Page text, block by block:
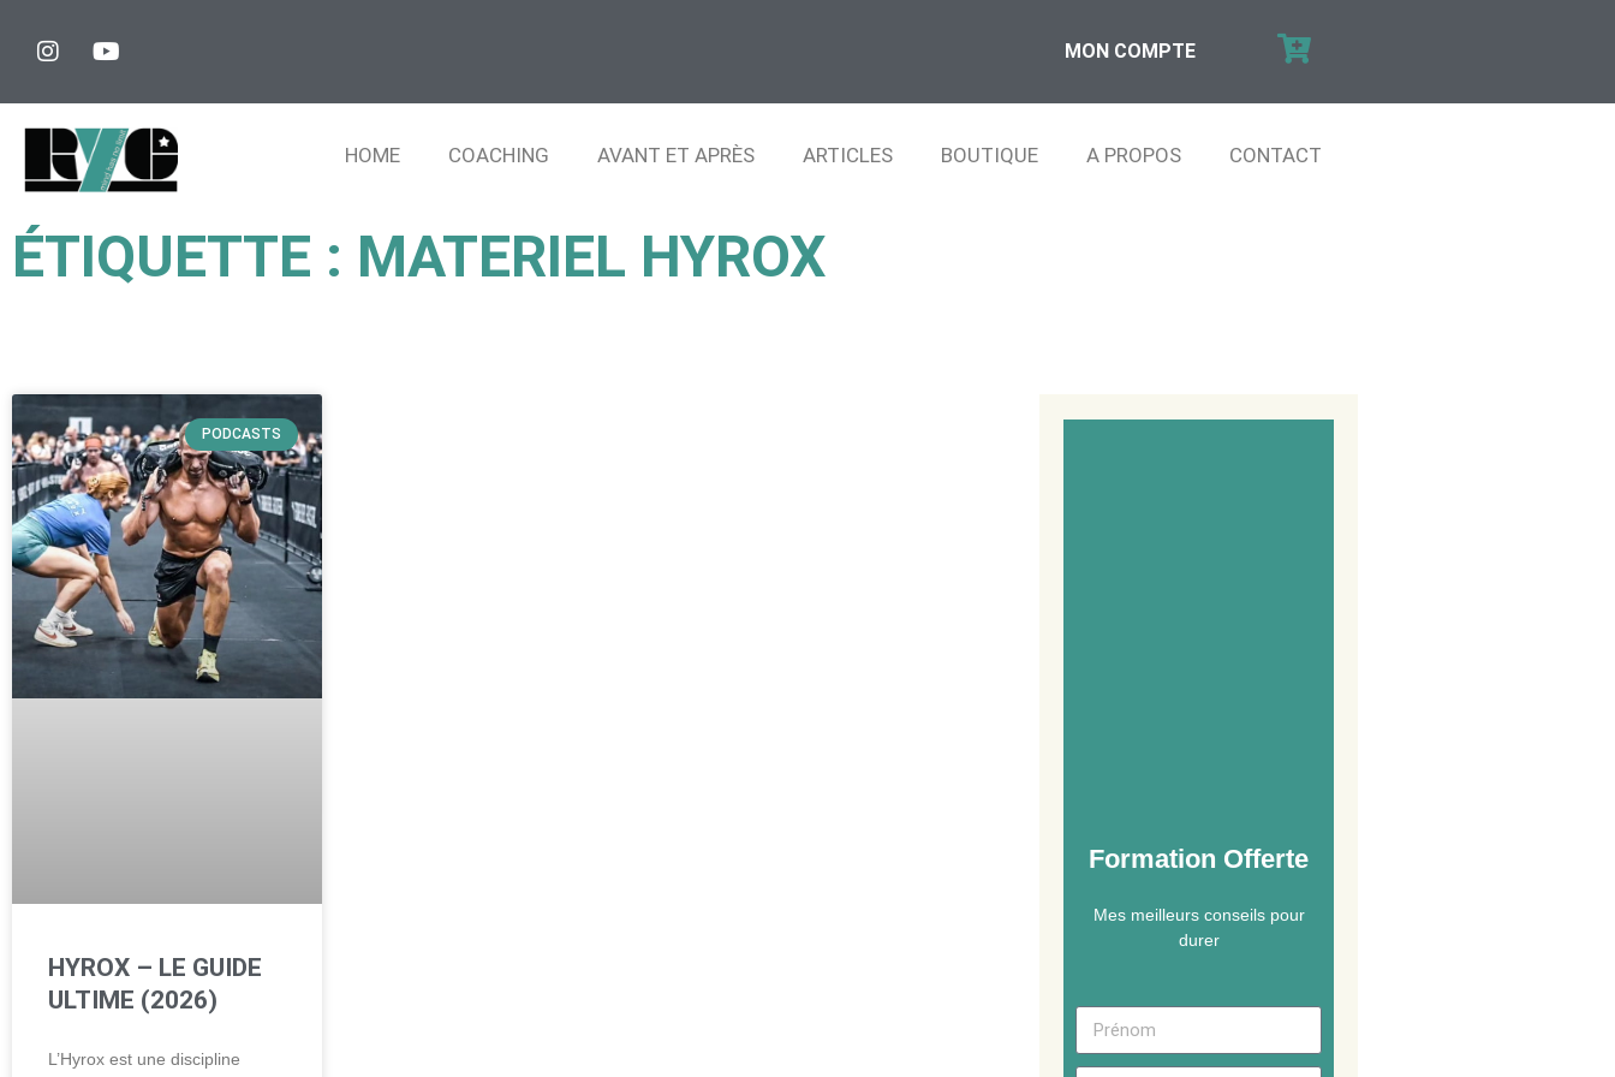
MON COMPTE
HOME COACHING AVANT ET APRÈS ARTICLES BOUTIQUE A PROPOS CONTACT
ÉTIQUETTE : MATERIEL HYROX
PODCASTS
HYROX – LE GUIDE
ULTIME (2026)
L’Hyrox est une discipline
Formation Offerte
Mes meilleurs conseils pour
durer